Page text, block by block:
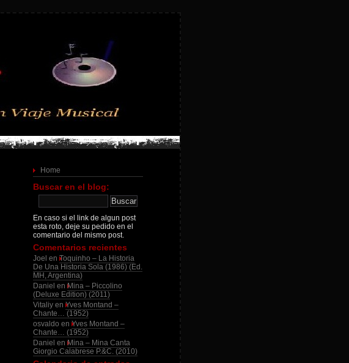
Home
Buscar en el blog:
En caso si el link de algun post
esta roto, deje su pedido en el
comentario del mismo post.
Comentarios recientes
Joel en Toquinho – La Historia
De Una Historia Sola (1986) (Ed.
MH, Argentina)
Daniel en Mina – Piccolino
(Deluxe Edition) (2011)
Vitaliy en Yves Montand –
Chante… (1952)
osvaldo en Yves Montand –
Chante… (1952)
Daniel en Mina – Mina Canta
Giorgio Calabrese P.&C. (2010)